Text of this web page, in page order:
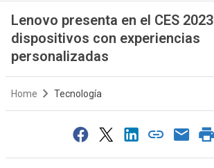
Lenovo presenta en el CES 2023
dispositivos con experiencias
personalizadas
Home Tecnología